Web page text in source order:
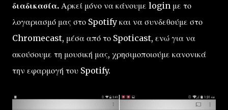
διαδικασία. Αρκεί μόνο να κάνουμε login με το
λογαριασμό μας στο Spotify και να συνδεθούμε στο
Chromecast, μέσα από το Spoticast, ενώ για να
ακούσουμε τη μουσική μας, χρησιμοποιούμε κανονικά
την εφαρμογή του Spotify.